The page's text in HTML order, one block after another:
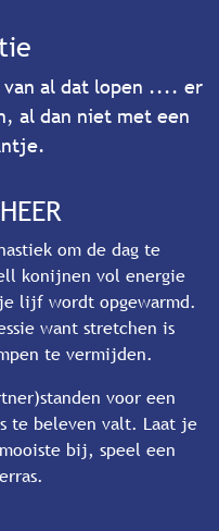
van al dat lopen .... er
al dan niet met een
om de dag te
konijnen vol energie
lijf wordt opgewarmd.
want stretchen is
te vermijden.
voor een
te beleven valt. Laat je
bij, speel een